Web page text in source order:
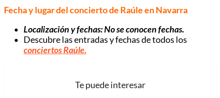
Fecha y lugar del concierto de Raúle en Navarra
Localización y fechas: No se conocen fechas.
Descubre las entradas y fechas de todos los
conciertos Raúle.
Te puede interesar